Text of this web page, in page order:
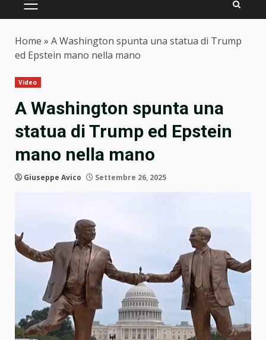
PRIMARY
Home » A Washington spunta una statua di Trump
ed Epstein mano nella mano
Video
A Washington spunta una
statua di Trump ed Epstein
mano nella mano
Giuseppe Avico Settembre 26, 2025